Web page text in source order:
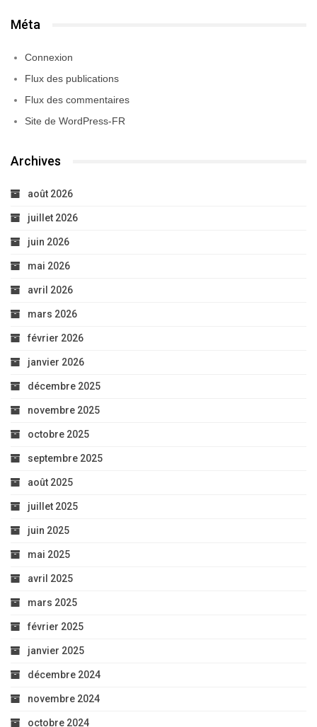
Méta
Connexion
Flux des publications
Flux des commentaires
Site de WordPress-FR
Archives
août 2026
juillet 2026
juin 2026
mai 2026
avril 2026
mars 2026
février 2026
janvier 2026
décembre 2025
novembre 2025
octobre 2025
septembre 2025
août 2025
juillet 2025
juin 2025
mai 2025
avril 2025
mars 2025
février 2025
janvier 2025
décembre 2024
novembre 2024
octobre 2024